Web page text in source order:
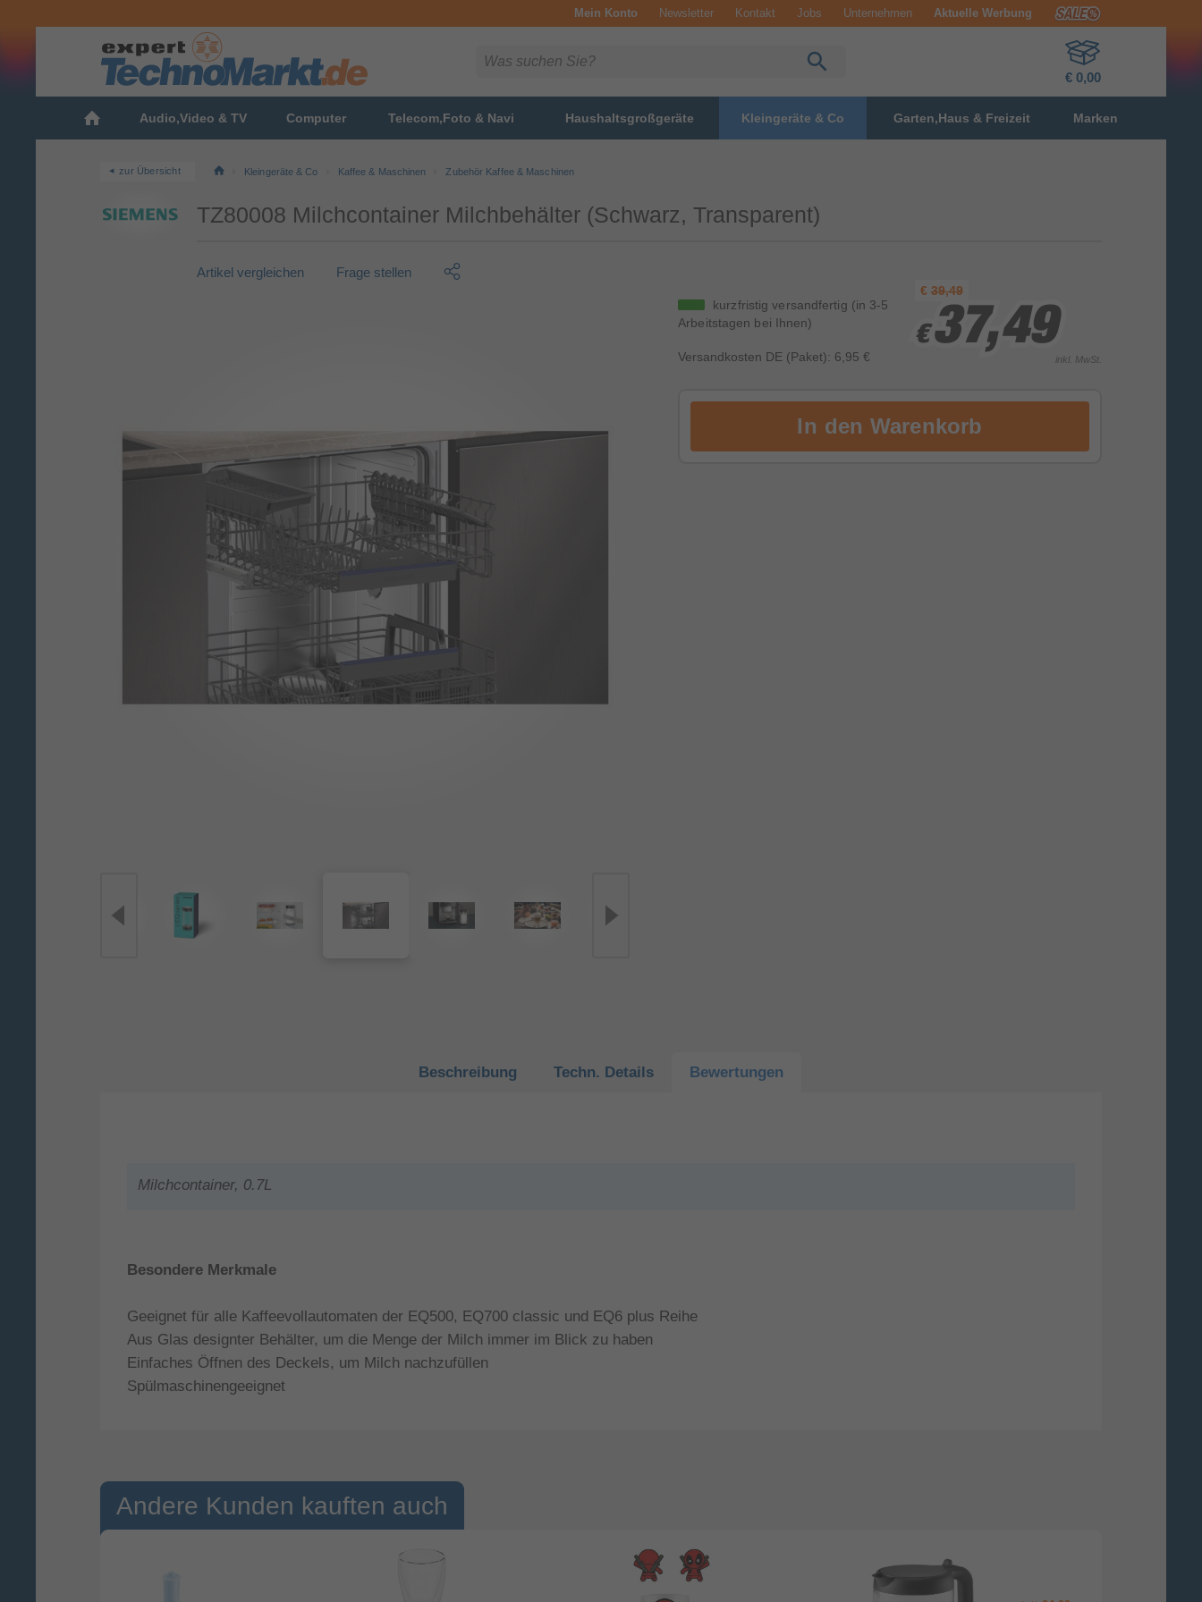
Mein Konto Newsletter Kontakt Jobs Unternehmen Aktuelle Werbung
€ 0,00
Audio,Video & TV Computer Telecom,Foto & Navi Haushaltsgroßgeräte Kleingeräte & Co Garten,Haus & Freizeit Marken
zur Übersicht Kleingeräte & Co Kaffee & Maschinen Zubehör Kaffee & Maschinen
TZ80008 Milchcontainer Milchbehälter (Schwarz, Transparent)
Artikel vergleichen Frage stellen
kurzfristig versandfertig (in 3-5
Arbeitstagen bei Ihnen)
Versandkosten DE (Paket): 6,95 €
€39,49
€37,49
€37,49
€37,49
inkl. MwSt.
Beschreibung Techn. Details Bewertungen
Milchcontainer, 0.7L
Besondere Merkmale
Geeignet für alle Kaffeevollautomaten der EQ500, EQ700 classic und EQ6 plus Reihe
Aus Glas designter Behälter, um die Menge der Milch immer im Blick zu haben
Einfaches Öffnen des Deckels, um Milch nachzufüllen
Spülmaschinengeeignet
Andere Kunden kauften auch